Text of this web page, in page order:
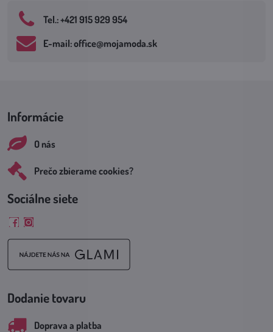
Tel​.: +421 915 929 954
E-mail: office​@mojamoda​.sk
Informácie
O nás
Prečo zbierame cookies?
Sociálne siete
FacebookInstagram
Dodanie tovaru
Doprava a platba